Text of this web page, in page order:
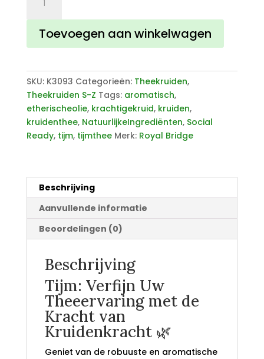
aantal
Toevoegen aan winkelwagen
SKU: K3093 Categorieën: Theekruiden,
Theekruiden S-Z Tags: aromatisch,
etherischeolie, krachtigekruid, kruiden,
kruidenthee, NatuurlijkeIngrediënten, Social
Ready, tijm, tijmthee Merk: Royal Bridge
Beschrijving
Aanvullende informatie
Beoordelingen (0)
Beschrijving
Tijm: Verfijn Uw
Theeervaring met de
Kracht van
Kruidenkracht 🌿
Geniet van de robuuste en aromatische